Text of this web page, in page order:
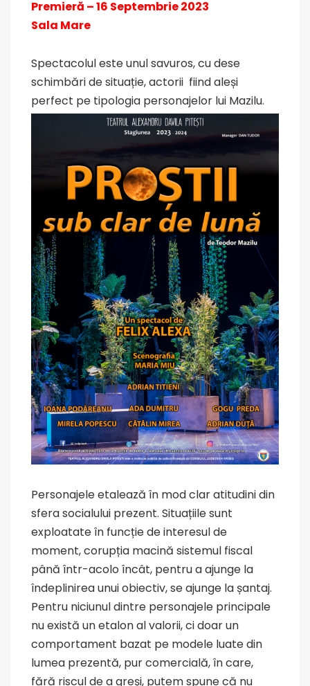
Premieră – 16 Septembrie 2023
Sala Mare
Spectacolul este unul savuros, cu dese
schimbări de situație, actorii fiind aleși
perfect pe tipologia personajelor lui Mazilu.
Personajele etalează în mod clar atitudini din
sfera socialului prezent. Situațiile sunt
exploatate în funcție de interesul de
moment, corupția macină sistemul fiscal
până într-acolo încât, pentru a ajunge la
îndeplinirea unui obiectiv, se ajunge la șantaj.
Pentru niciunul dintre personajele principale
nu există un etalon al valorii, ci doar un
comportament bazat pe modele luate din
lumea prezentă, pur comercială, în care,
fără riscul de a greși, putem spune că nu